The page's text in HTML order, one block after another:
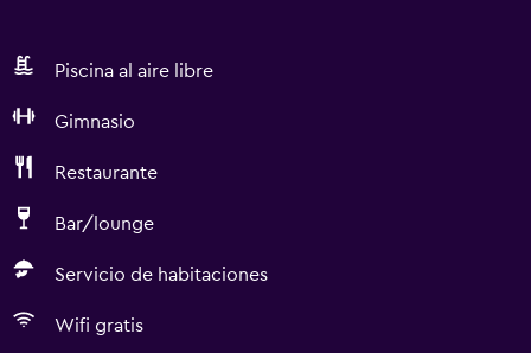
Piscina al aire libre
Gimnasio
Restaurante
Bar/lounge
Servicio de habitaciones
Wifi gratis